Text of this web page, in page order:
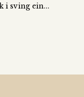
i sving ein...